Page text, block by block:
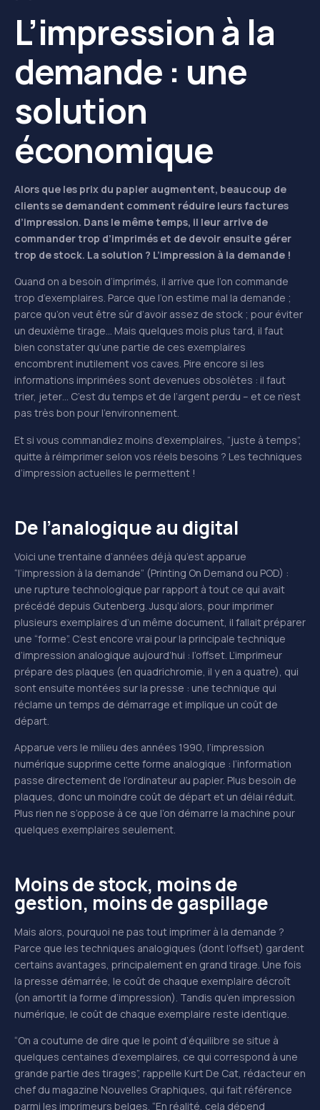
L’impression à la
demande : une
solution
économique
Alors que les prix du papier augmentent, beaucoup de
clients se demandent comment réduire leurs factures
d’impression. Dans le même temps, il leur arrive de
commander trop d’imprimés et de devoir ensuite gérer
trop de stock. La solution ? L’impression à la demande !
Quand on a besoin d’imprimés, il arrive que l’on commande
trop d’exemplaires. Parce que l’on estime mal la demande ;
parce qu’on veut être sûr d’avoir assez de stock ; pour éviter
un deuxième tirage… Mais quelques mois plus tard, il faut
bien constater qu’une partie de ces exemplaires
encombrent inutilement vos caves. Pire encore si les
informations imprimées sont devenues obsolètes : il faut
trier, jeter… C’est du temps et de l’argent perdu – et ce n’est
pas très bon pour l’environnement.
Et si vous commandiez moins d’exemplaires, “juste à temps”,
quitte à réimprimer selon vos réels besoins ? Les techniques
d’impression actuelles le permettent !
De l’analogique au digital
Voici une trentaine d’années déjà qu’est apparue
“l’impression à la demande” (Printing On Demand ou POD) :
une rupture technologique par rapport à tout ce qui avait
précédé depuis Gutenberg. Jusqu’alors, pour imprimer
plusieurs exemplaires d’un même document, il fallait préparer
une “forme”. C’est encore vrai pour la principale technique
d’impression analogique aujourd’hui : l’offset. L’imprimeur
prépare des plaques (en quadrichromie, il y en a quatre), qui
sont ensuite montées sur la presse : une technique qui
réclame un temps de démarrage et implique un coût de
départ.
Apparue vers le milieu des années 1990, l’impression
numérique supprime cette forme analogique : l’information
passe directement de l’ordinateur au papier. Plus besoin de
plaques, donc un moindre coût de départ et un délai réduit.
Plus rien ne s’oppose à ce que l’on démarre la machine pour
quelques exemplaires seulement.
Moins de stock, moins de
gestion, moins de gaspillage
Mais alors, pourquoi ne pas tout imprimer à la demande ?
Parce que les techniques analogiques (dont l’offset) gardent
certains avantages, principalement en grand tirage. Une fois
la presse démarrée, le coût de chaque exemplaire décroît
(on amortit la forme d’impression). Tandis qu’en impression
numérique, le coût de chaque exemplaire reste identique.
“On a coutume de dire que le point d’équilibre se situe à
quelques centaines d’exemplaires, ce qui correspond à une
grande partie des tirages”, rappelle Kurt De Cat, rédacteur en
chef du magazine Nouvelles Graphiques, qui fait référence
parmi les imprimeurs belges. “En réalité, cela dépend